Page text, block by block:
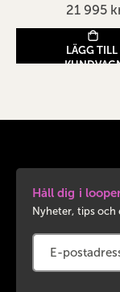
21 995
LÄGG TILL
Håll dig i
Nyheter, tips och